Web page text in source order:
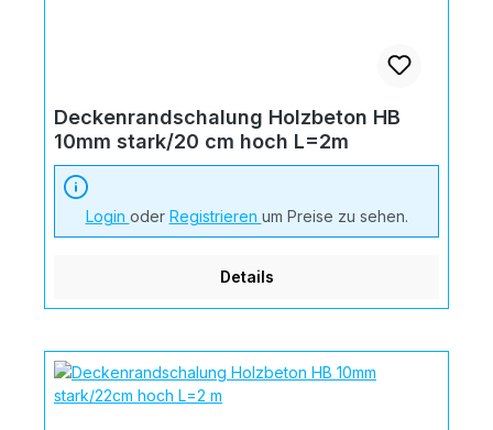
Deckenrandschalung Holzbeton HB
10mm stark/20 cm hoch L=2m
Login oder Registrieren um Preise zu sehen.
Details